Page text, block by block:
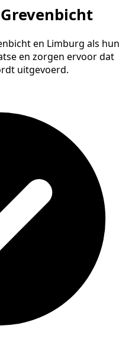
en Limburg als hun
en zorgen ervoor dat
uitgevoerd.